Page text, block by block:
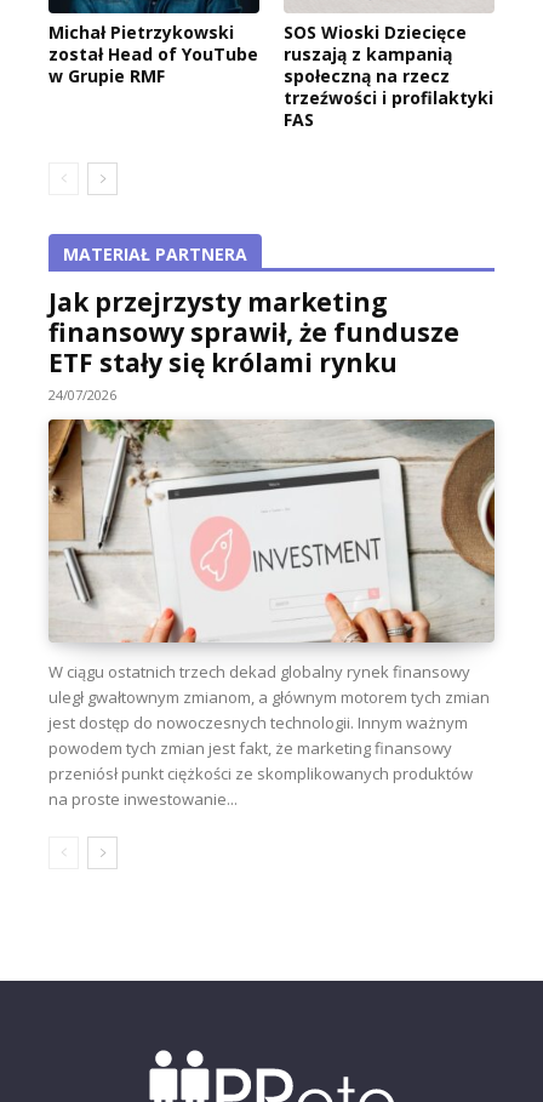
Michał Pietrzykowski
został Head of YouTube
w Grupie RMF
SOS Wioski Dziecięce
ruszają z kampanią
społeczną na rzecz
trzeźwości i profilaktyki
FAS
MATERIAŁ PARTNERA
Jak przejrzysty marketing
finansowy sprawił, że fundusze
ETF stały się królami rynku
24/07/2026
W ciągu ostatnich trzech dekad globalny rynek finansowy
uległ gwałtownym zmianom, a głównym motorem tych zmian
jest dostęp do nowoczesnych technologii. Innym ważnym
powodem tych zmian jest fakt, że marketing finansowy
przeniósł punkt ciężkości ze skomplikowanych produktów
na proste inwestowanie...